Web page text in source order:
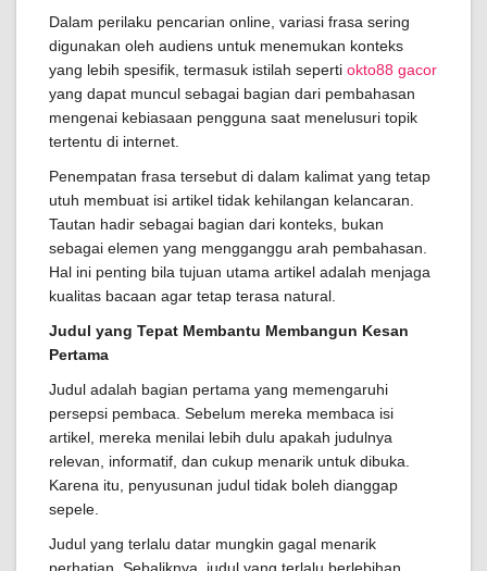
Dalam perilaku pencarian online, variasi frasa sering
digunakan oleh audiens untuk menemukan konteks
yang lebih spesifik, termasuk istilah seperti okto88 gacor
yang dapat muncul sebagai bagian dari pembahasan
mengenai kebiasaan pengguna saat menelusuri topik
tertentu di internet.
Penempatan frasa tersebut di dalam kalimat yang tetap
utuh membuat isi artikel tidak kehilangan kelancaran.
Tautan hadir sebagai bagian dari konteks, bukan
sebagai elemen yang mengganggu arah pembahasan.
Hal ini penting bila tujuan utama artikel adalah menjaga
kualitas bacaan agar tetap terasa natural.
Judul yang Tepat Membantu Membangun Kesan
Pertama
Judul adalah bagian pertama yang memengaruhi
persepsi pembaca. Sebelum mereka membaca isi
artikel, mereka menilai lebih dulu apakah judulnya
relevan, informatif, dan cukup menarik untuk dibuka.
Karena itu, penyusunan judul tidak boleh dianggap
sepele.
Judul yang terlalu datar mungkin gagal menarik